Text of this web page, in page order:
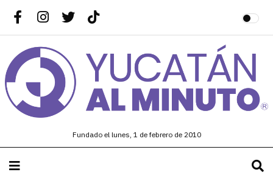
Fundado el lunes, 1 de febrero de 2010